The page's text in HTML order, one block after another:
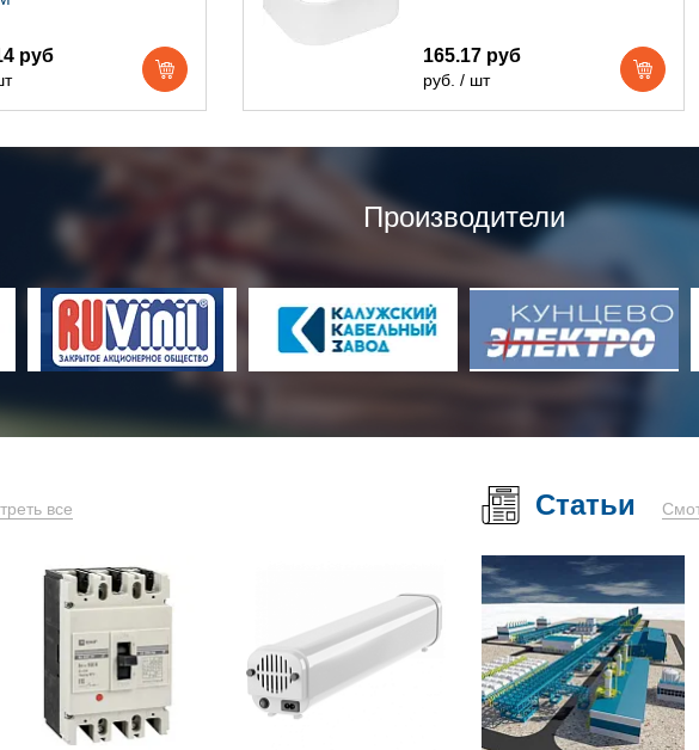
руб 165.17 руб
руб. / шт
Производители
все Статьи